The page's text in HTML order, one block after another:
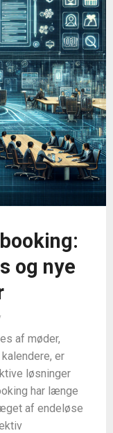
og nye
af møder,
er
løsninger
har længe
af endeløse